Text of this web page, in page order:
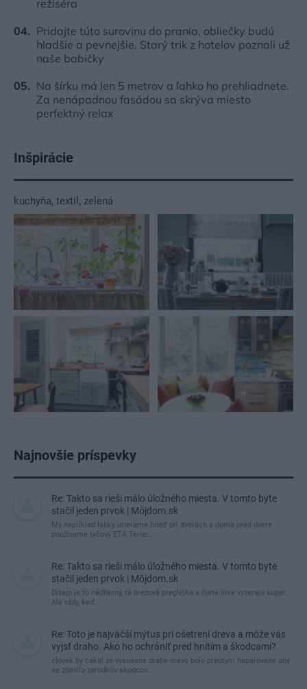
režiséra
Pridajte túto surovinu do prania, obliečky budú
hladšie a pevnejšie. Starý trik z hotelov poznali už
naše babičky
Na šírku má len 5 metrov a ľahko ho prehliadnete.
Za nenápadnou fasádou sa skrýva miesto
perfektný relax
Inšpirácie
kuchyňa, textil , zelená
Najnovšie príspevky
Re: Takto sa rieši málo úložného miesta. V tomto byte
stačil jeden prvok | Môjdom.sk
My napríklad labky utierame hneď pri dverách a doma pred dvere
používame tyčový ETA Terier…
Re: Takto sa rieši málo úložného miesta. V tomto byte
stačil jeden prvok | Môjdom.sk
Dizajn je to nádherný, tá brezová preglejka a čisté línie vyzerajú super.
Ale vždy, keď…
Re: Toto je najväčší mýtus pri ošetrení dreva a môže vás
vyjsť draho. Ako ho ochrániť pred hnitím a škodcami?
clovek by cakal ze vysusene drahe drevo bolo predtym naparovane aby
sa zbavilo zarodkov skodcov...